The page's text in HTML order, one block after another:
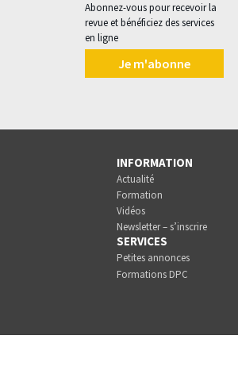
Abonnez-vous pour recevoir la
revue et bénéficiez des services
en ligne
Je m'abonne
INFORMATION
Actualité
Formation
Vidéos
Newsletter – s’inscrire
SERVICES
Petites annonces
Formations DPC